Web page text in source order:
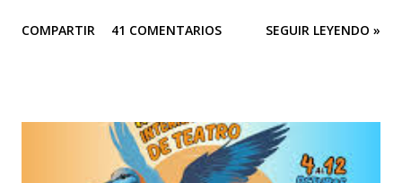
de Colombia. Aquí la columna de Ospina . Revista Corónica
está claro y nada de esto se afectará. Pero, la publicidad de
tu documento me obliga a hablarte en público. Entonces,
COMPARTIR 41 COMENTARIOS SEGUIR LEYENDO »